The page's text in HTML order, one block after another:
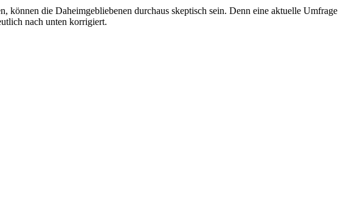
können die Daheimgebliebenen durchaus skeptisch sein. Denn eine aktuelle Umfrage
nach unten korrigiert.